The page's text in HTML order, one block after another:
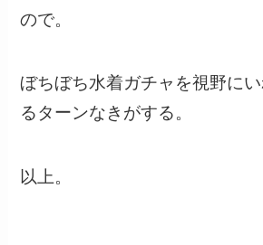
ので。
ぼちぼち水着ガチャを視野に
るターンなきがする。
以上。